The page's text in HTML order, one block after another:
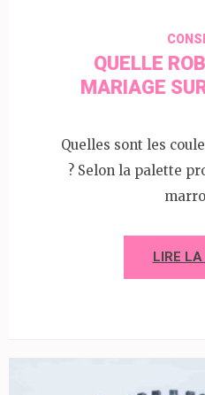
QUELLE
MARIAGE
Quelles sont les
? Selon la palette
LIRE LA